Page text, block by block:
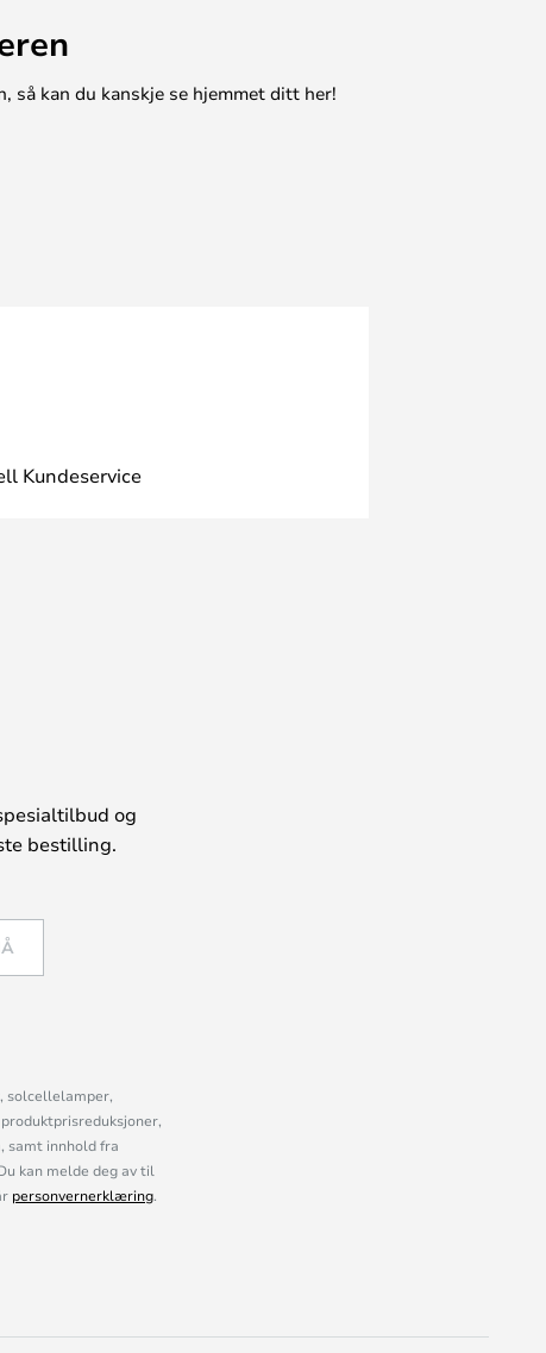
så kan du kanskje se hjemmet ditt her!
Kundeservice
og
bestilling.
solcellelamper,
samt innhold fra
kan melde deg av til
personvernerklæring.